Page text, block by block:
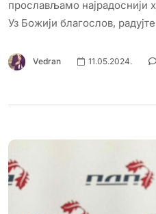
прослављамо најрадоснији
Уз Божији благослов,
Vedran 11.05.2024.